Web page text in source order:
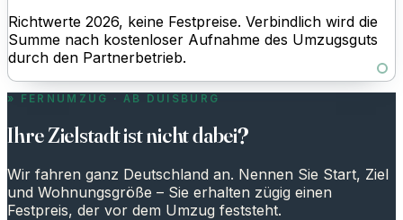
Richtwerte 2026, keine Festpreise. Verbindlich wird die
Summe nach kostenloser Aufnahme des Umzugsguts
durch den Partnerbetrieb.
FERNUMZUG · AB DUISBURG
Ihre Zielstadt ist nicht dabei?
Wir fahren ganz Deutschland an. Nennen Sie Start, Ziel
und Wohnungsgröße – Sie erhalten zügig einen
Festpreis, der vor dem Umzug feststeht.